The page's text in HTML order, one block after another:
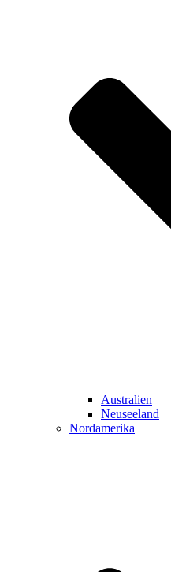
Australien
Neuseeland
Nordamerika